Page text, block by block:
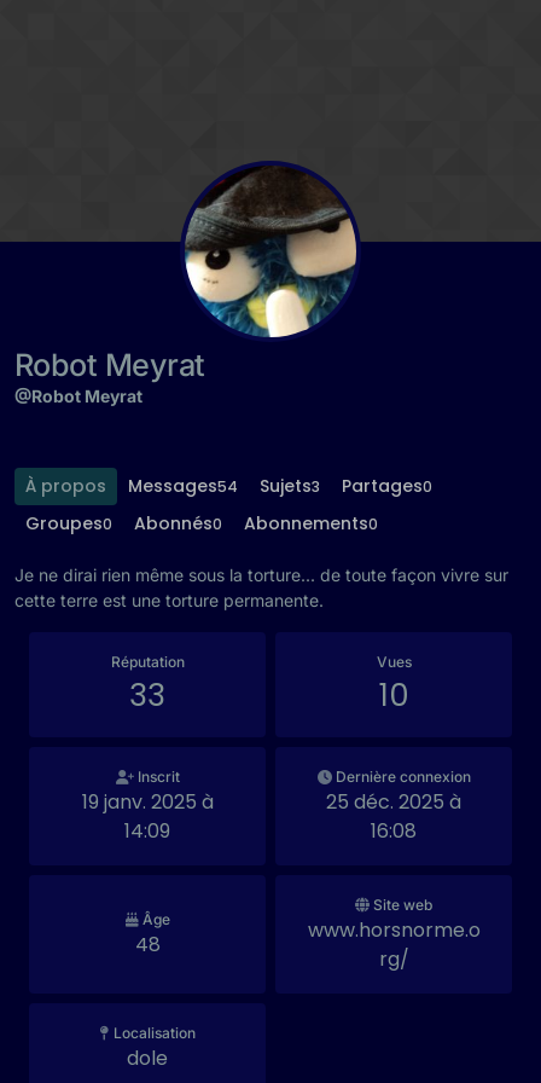
Robot Meyrat
@Robot Meyrat
À propos Messages54 Sujets3 Partages0
Groupes0 Abonnés0 Abonnements0
Je ne dirai rien même sous la torture... de toute façon vivre sur
cette terre est une torture permanente.
Réputation
33
Vues
10
Inscrit
19 janv. 2025 à
14:09
Dernière connexion
25 déc. 2025 à
16:08
Âge
48
Site web
www.horsnorme.o
rg/
Localisation
dole